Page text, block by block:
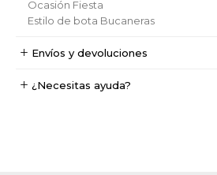
Ocasión Fiesta
Estilo de bota Bucaneras
Envíos y devoluciones
¿Necesitas ayuda?